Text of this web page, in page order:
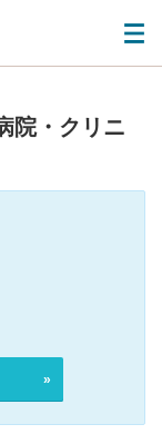
院・クリニ